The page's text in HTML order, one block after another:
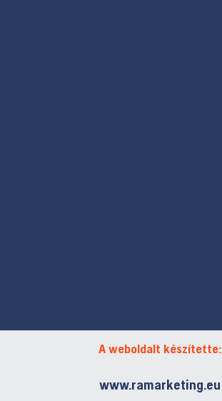
A weboldalt készítette:
www.ramarketing.eu